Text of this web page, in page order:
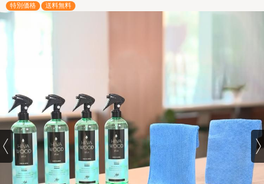
特別価格 送料無料